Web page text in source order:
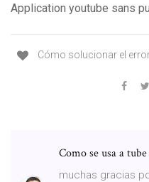
Application youtube sans
Cómo solucionar el
Como se usa a tube
muchas gracias